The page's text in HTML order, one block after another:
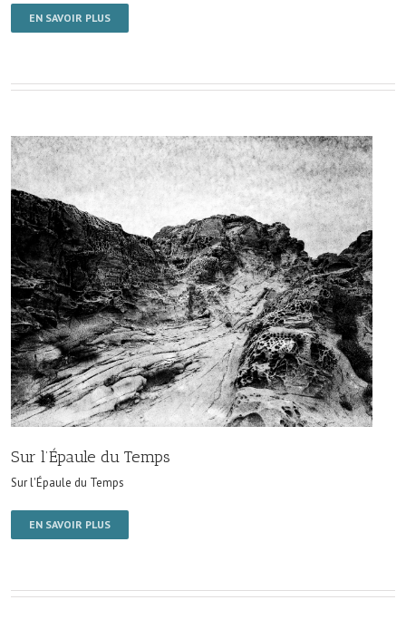
EN SAVOIR PLUS
Sur l’Épaule du Temps
Sur l'Épaule du Temps
EN SAVOIR PLUS